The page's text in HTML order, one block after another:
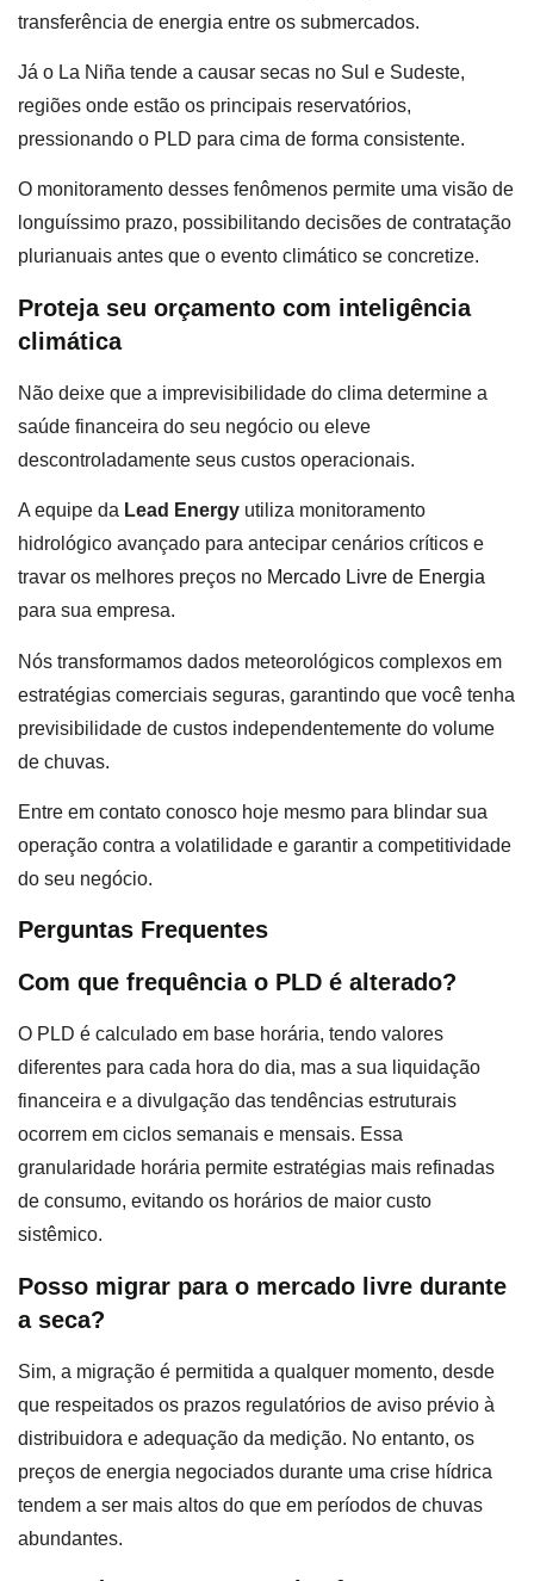
transferência de energia entre os submercados.
Já o La Niña tende a causar secas no Sul e Sudeste,
regiões onde estão os principais reservatórios,
pressionando o PLD para cima de forma consistente.
O monitoramento desses fenômenos permite uma visão de
longuíssimo prazo, possibilitando decisões de contratação
plurianuais antes que o evento climático se concretize.
Proteja seu orçamento com inteligência
climática
Não deixe que a imprevisibilidade do clima determine a
saúde financeira do seu negócio ou eleve
descontroladamente seus custos operacionais.
A equipe da Lead Energy utiliza monitoramento
hidrológico avançado para antecipar cenários críticos e
travar os melhores preços no Mercado Livre de Energia
para sua empresa.
Nós transformamos dados meteorológicos complexos em
estratégias comerciais seguras, garantindo que você tenha
previsibilidade de custos independentemente do volume
de chuvas.
Entre em contato conosco hoje mesmo para blindar sua
operação contra a volatilidade e garantir a competitividade
do seu negócio.
Perguntas Frequentes
Com que frequência o PLD é alterado?
O PLD é calculado em base horária, tendo valores
diferentes para cada hora do dia, mas a sua liquidação
financeira e a divulgação das tendências estruturais
ocorrem em ciclos semanais e mensais. Essa
granularidade horária permite estratégias mais refinadas
de consumo, evitando os horários de maior custo
sistêmico.
Posso migrar para o mercado livre durante
a seca?
Sim, a migração é permitida a qualquer momento, desde
que respeitados os prazos regulatórios de aviso prévio à
distribuidora e adequação da medição. No entanto, os
preços de energia negociados durante uma crise hídrica
tendem a ser mais altos do que em períodos de chuvas
abundantes.